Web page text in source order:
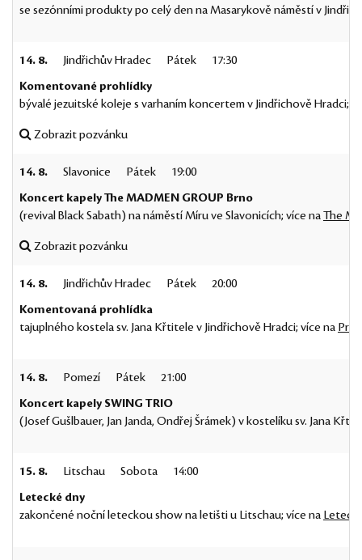
se sezónními produkty po celý den na Masarykově náměstí v
14. 8. Jindřichův Hradec Pátek
17:30
Komentované prohlídky
bývalé jezuitské koleje s varhaním koncertem v Jindřichově Hradci;
Zobrazit pozvánku
14. 8. Slavonice Pátek
19:00
Koncert kapely The MADMEN GROUP Brno
(revival Black Sabath) na náměstí Míru ve Slavonicích; více naThe
Zobrazit pozvánku
14. 8. Jindřichův Hradec Pátek
20:00
Komentovaná prohlídka
tajuplného kostela sv. Jana Křtitele v Jindřichově Hradci; více na
14. 8. Pomezí Pátek
21:00
Koncert kapely SWING TRIO
(Josef Gušlbauer, Jan Janda, Ondřej Šrámek) v kostelíku sv. Jana
15. 8. Litschau Sobota
14:00
Letecké dny
zakončené noční leteckou show na letišti u Litschau; více na